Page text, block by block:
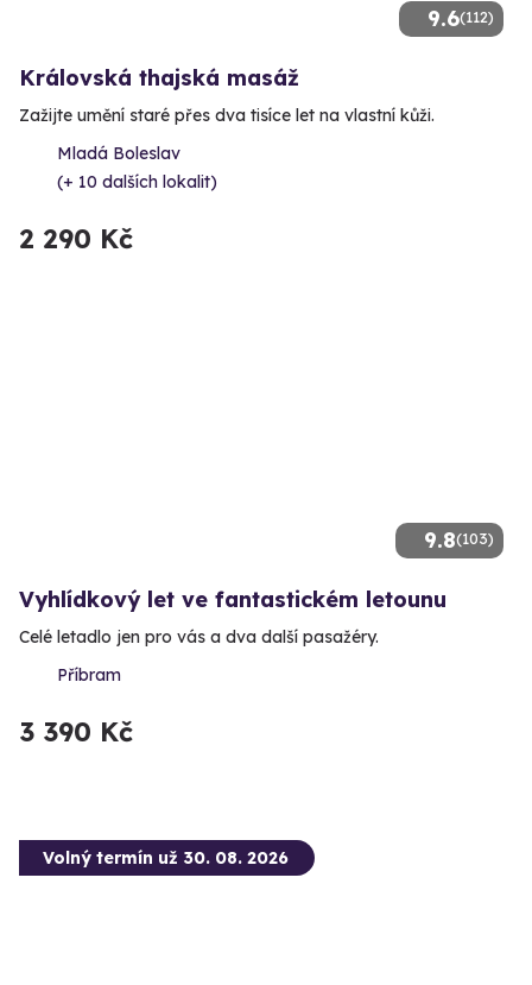
9.6(112)
Královská thajská masáž
Zažijte umění staré přes dva tisíce let na vlastní kůži.
Mladá Boleslav
(+ 10 dalších lokalit)
2 290 Kč
9.8(103)
Vyhlídkový let ve fantastickém letounu
Celé letadlo jen pro vás a dva další pasažéry.
Příbram
3 390 Kč
Volný termín už 30. 08. 2026